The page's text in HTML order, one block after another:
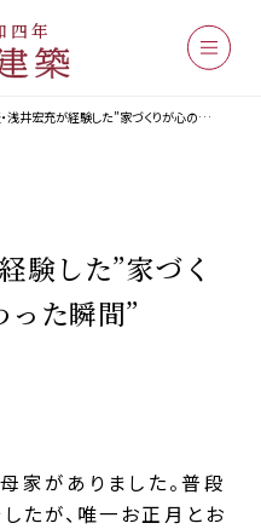
四年
📌代表・浅井宏充が経験した”家づくりが心の充足に変わった瞬間”
験した”家づく
った瞬間”
家がありました。普段
たが、唯一お正月とお